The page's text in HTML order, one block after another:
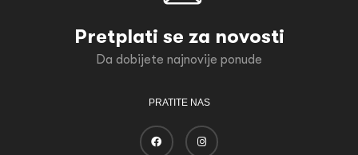
Pretplati se za novosti
Da dobijete najnovije ponude
PRATITE NAS